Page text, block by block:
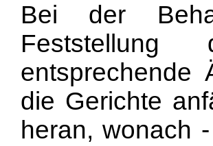
Bei der
entsprechende
die Gerichte
heran, wonach